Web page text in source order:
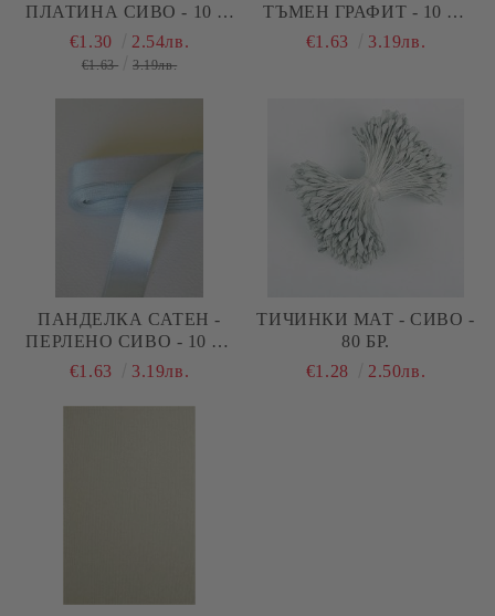
ПЛАТИНА СИВО - 10 М
№45
€1.30 2.54лв.
€1.63 3.19лв.
ТЪМЕН ГРАФИТ - 10 М.
№58
€1.63 3.19лв.
ПАНДЕЛКА САТЕН -
ПЕРЛЕНО СИВО - 10 М.
№42
€1.63 3.19лв.
ТИЧИНКИ МАТ - СИВО -
80 БР.
€1.28
2.50лв.